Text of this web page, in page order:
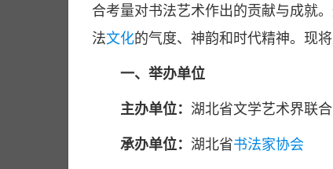
合考量对书法艺术作出的贡献与成就
法文化的气度、神韵和时代精神。现将
一、举办单位
主办单位： 湖北省文学艺术界联
承办单位： 湖北省书法家协会